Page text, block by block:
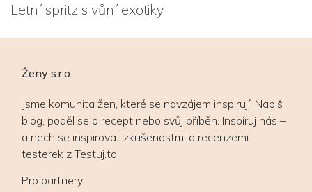
Letní spritz s vůní exotiky
Ženy s.r.o.
Jsme komunita žen, které se navzájem inspirují. Napiš
blog, poděl se o recept nebo svůj příběh. Inspiruj nás –
a nech se inspirovat zkušenostmi a recenzemi
testerek z Testuj.to.
Pro partnery